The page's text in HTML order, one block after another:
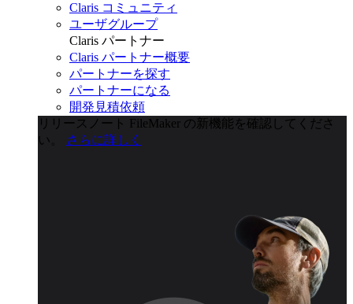
Claris コミュニティ
ユーザグループ
Claris パートナー
Claris パートナー概要
パートナーを探す
パートナーになる
開発見積依頼
リリースノート
FileMaker の新機能を確認してくださ
い。
さらに詳しく